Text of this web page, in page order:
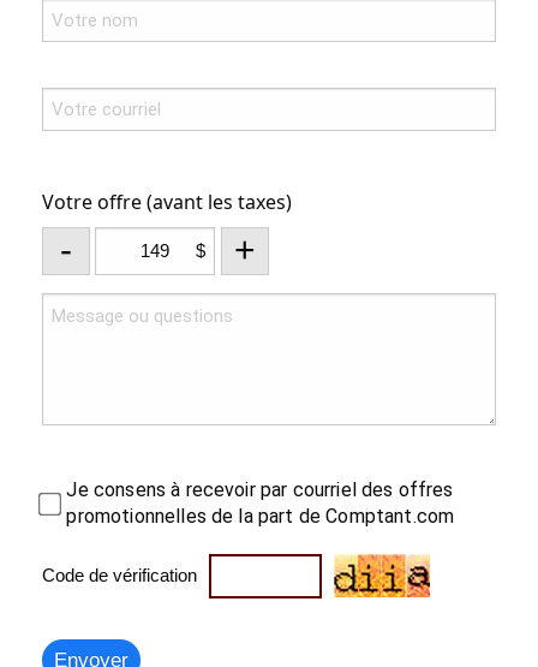
Votre offre (avant les taxes)
- $ +
Je consens à recevoir par courriel des offres
promotionnelles de la part de Comptant.com
Code de vérification